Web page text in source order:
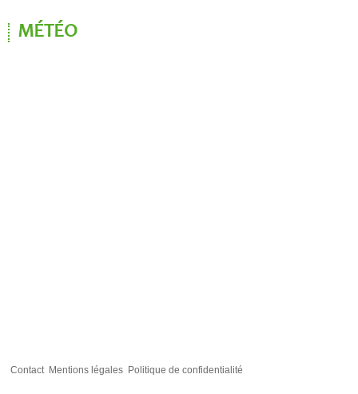
MÉTÉO
Contact Mentions légales Politique de confidentialité